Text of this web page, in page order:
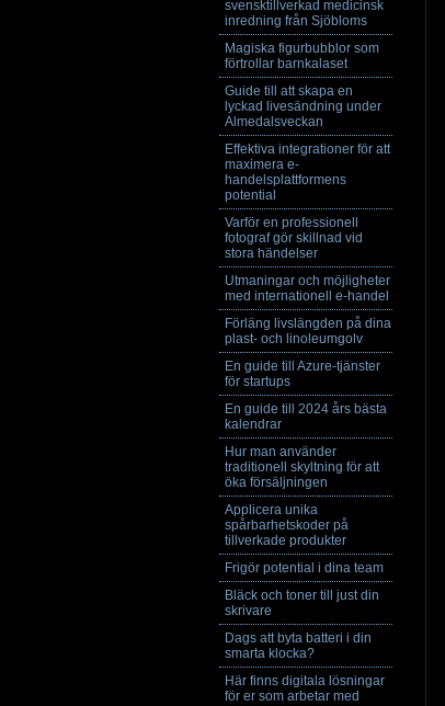
svensktillverkad medicinsk
inredning från Sjöbloms
Magiska figurbubblor som
förtrollar barnkalaset
Guide till att skapa en
lyckad livesändning under
Almedalsveckan
Effektiva integrationer för att
maximera e-
handelsplattformens
potential
Varför en professionell
fotograf gör skillnad vid
stora händelser
Utmaningar och möjligheter
med internationell e-handel
Förläng livslängden på dina
plast- och linoleumgolv
En guide till Azure-tjänster
för startups
En guide till 2024 års bästa
kalendrar
Hur man använder
traditionell skyltning för att
öka försäljningen
Applicera unika
spårbarhetskoder på
tillverkade produkter
Frigör potential i dina team
Bläck och toner till just din
skrivare
Dags att byta batteri i din
smarta klocka?
Här finns digitala lösningar
för er som arbetar med